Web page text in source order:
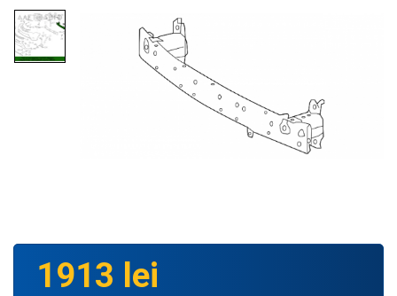
1913 lei